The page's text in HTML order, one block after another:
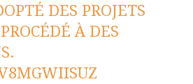
DES PROJETS
À DES